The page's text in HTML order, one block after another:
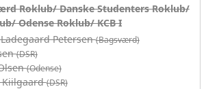
Roklub/ Danske Studenters Roklub/
Odense Roklub/ KCB I
Petersen(Bagsværd)
(DSR)
(Odense)
Kiilgaard(DSR)